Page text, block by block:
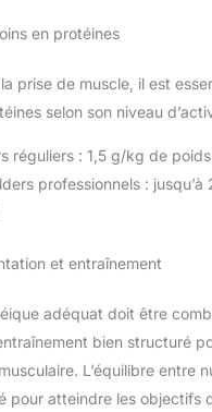
en protéines
prise de muscle, il est
selon son niveau
réguliers : 1,5 g/kg de
professionnels :
et entraînement
adéquat doit être
bien structuré
L’équilibre entre
pour atteindre les objectifs